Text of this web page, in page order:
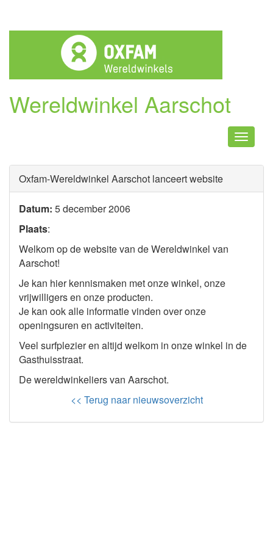
Wereldwinkel Aarschot
Oxfam-Wereldwinkel Aarschot lanceert website
Datum: 5 december 2006
Plaats:
Welkom op de website van de Wereldwinkel van
Aarschot!
Je kan hier kennismaken met onze winkel, onze
vrijwilligers en onze producten.
Je kan ook alle informatie vinden over onze
openingsuren en activiteiten.
Veel surfplezier en altijd welkom in onze winkel in de
Gasthuisstraat.
De wereldwinkeliers van Aarschot.
<< Terug naar nieuwsoverzicht